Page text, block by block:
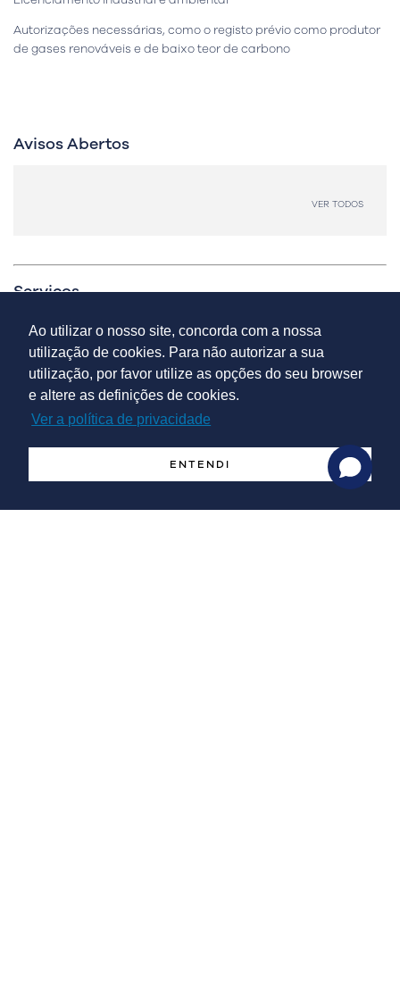
Ao utilizar o nosso site, concorda com a nossa
utilização de cookies. Para não autorizar a sua
utilização, por favor utilize as opções do seu browser
e altere as definições de cookies.
Ver a política de privacidade
ENTENDI
Autorizações necessárias, como o registo prévio como produtor
de gases renováveis e de baixo teor de carbono
Avisos Abertos
VER TODOS
Serviços
Apoio à Internacionalização
Serviço completo e chave-na-mão